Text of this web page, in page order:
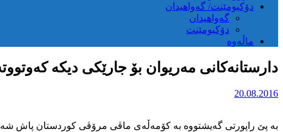
دۆکیومێنت/ گەواهیدان
گەواهیدان
دۆکیومێنت
ماڵەوە
دارستانەکانی مەریوان بۆ جارێکی دیکە
20.08.2016
بە پێ راپورتی گەیشتووە بە کۆمەڵەی ماڤی مرۆڤی کوردستان پاش